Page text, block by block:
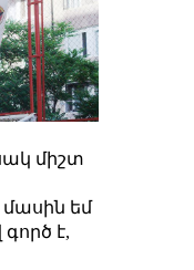
միշտ
մասին եմ
գործ է,